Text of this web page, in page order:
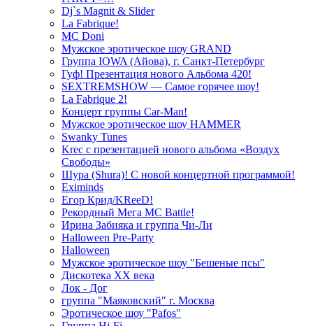
Dj`s Magnit & Slider
La Fabrique!
MC Doni
Мужское эротическое шоу GRAND
Группа IOWA (Айова), г. Санкт-Петербург
Гуф! Презентация нового Альбома 420!
SEXTREMSHOW — Самое горячее шоу!
La Fabrique 2!
Концерт группы Car-Man!
Мужское эротическое шоу HAMMER
Swanky Tunes
Krec с презентацией нового альбома «Воздух
Свободы»
Шура (Shura)! С новой концертной программой!
Eximinds
Егор Крид/KReeD!
Рекордный Мега МС Battle!
Ирина Забияка и группа Чи-Ли
Halloween Pre-Party
Halloween
Мужское эротическое шоу "Бешеные псы"
Дискотека ХХ века
Лок - Дог
группа "Маяковский" г. Москва
Эротическое шоу "Pafos"